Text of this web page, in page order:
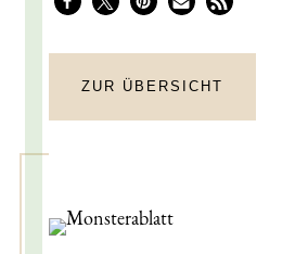
ZUR ÜBERSICHT